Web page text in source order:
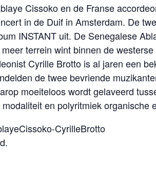
Cissoko en de Franse
in de Duif in Amsterdam. De
INSTANT uit. De Senegalese
terrein wint binnen de
Cyrille Brotto is al jaren een
de twee bevriende
moeiteloos wordt gelaveerd
en polyritmiek organische
CyrilleBrotto